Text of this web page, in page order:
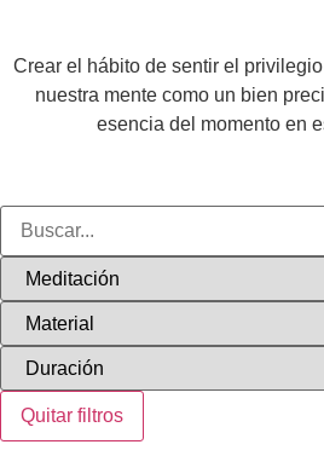
Crear el hábito de sentir el
nuestra mente como un bien
esencia del momento en
Quitar filtros